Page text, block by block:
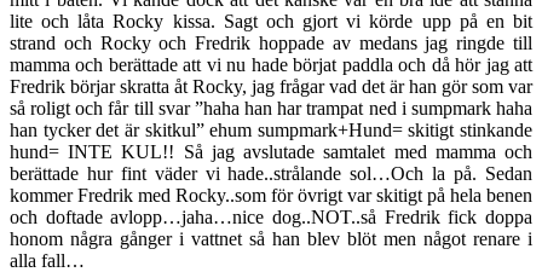
lite och låta Rocky kissa. Sagt och gjort vi körde upp på en bit
strand och Rocky och Fredrik hoppade av medans jag ringde till
mamma och berättade att vi nu hade börjat paddla och då hör jag att
Fredrik börjar skratta åt Rocky, jag frågar vad det är han gör som var
så roligt och får till svar ”haha han har trampat ned i sumpmark haha
han tycker det är skitkul” ehum sumpmark+Hund= skitigt stinkande
hund= INTE KUL!! Så jag avslutade samtalet med mamma och
berättade hur fint väder vi hade..strålande sol…Och la på. Sedan
kommer Fredrik med Rocky..som för övrigt var skitigt på hela benen
och doftade avlopp…jaha…nice dog..NOT..så Fredrik fick doppa
honom några gånger i vattnet så han blev blöt men något renare i
alla fall…